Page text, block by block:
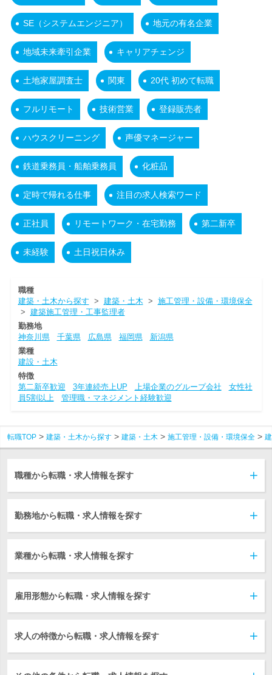
SE（システムエンジニア） 地元の有名企業
地域未来牽引企業 キャリアチェンジ
土地家屋調査士 関東 20代 初めて転職
フルリモート 技術営業 登録販売者
ハウスクリーニング 声優マネージャー
鉄道乗務員・船舶乗務員 化粧品
定時で帰れる仕事 注目の求人検索ワード
正社員 リモートワーク・在宅勤務 第二新卒
未経験 土日祝日休み
職種
建築・土木から探す > 建築・土木 > 施工管理・設備・環境保全
> 建築施工管理・工事監理者
勤務地
神奈川県
千葉県 広島県 福岡県
新潟県
業種
建設・土木
特徴
第二新卒歓迎
3年連続売上UP 上場企業のグループ会社
女性社
員5割以上
管理職・マネジメント経験歓迎
転職TOP 建築・土木から探す 建築・土木 施工管理・設備・環境保全
職種から転職・求人情報を探す
勤務地から転職・求人情報を探す
業種から転職・求人情報を探す
雇用形態から転職・求人情報を探す
求人の特徴から転職・求人情報を探す